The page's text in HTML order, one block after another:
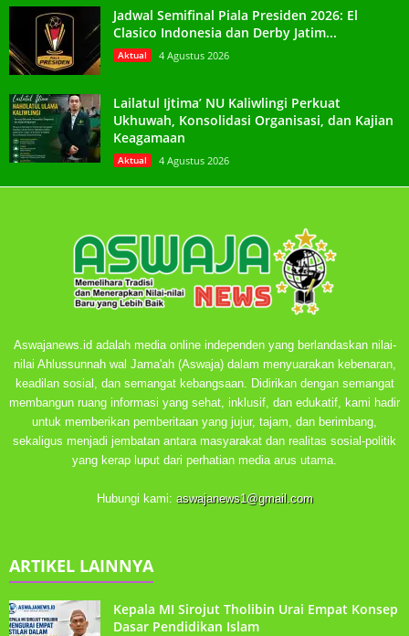
Jadwal Semifinal Piala Presiden 2026: El
Clasico Indonesia dan Derby Jatim...
Aktual 4 Agustus 2026
Lailatul Ijtima’ NU Kaliwlingi Perkuat
Ukhuwah, Konsolidasi Organisasi, dan Kajian
Keagamaan
Aktual 4 Agustus 2026
Aswajanews.id adalah media online independen yang berlandaskan nilai-
nilai Ahlussunnah wal Jama'ah (Aswaja) dalam menyuarakan kebenaran,
keadilan sosial, dan semangat kebangsaan. Didirikan dengan semangat
membangun ruang informasi yang sehat, inklusif, dan edukatif, kami hadir
untuk memberikan pemberitaan yang jujur, tajam, dan berimbang,
sekaligus menjadi jembatan antara masyarakat dan realitas sosial-politik
yang kerap luput dari perhatian media arus utama.
Hubungi kami: aswajanews1@gmail.com
ARTIKEL LAINNYA
Kepala MI Sirojut Tholibin Urai Empat Konsep
Dasar Pendidikan Islam